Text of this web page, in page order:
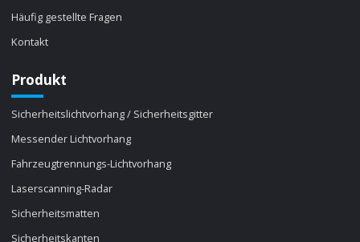
Häufig gestellte Fragen
Kontakt
Produkt
Sicherheitslichtvorhang / Sicherheitsgitter
Messender Lichtvorhang
Fahrzeugtrennungs-Lichtvorhang
Laserscanning-Radar
Sicherheitsmatten
Sicherheitskanten